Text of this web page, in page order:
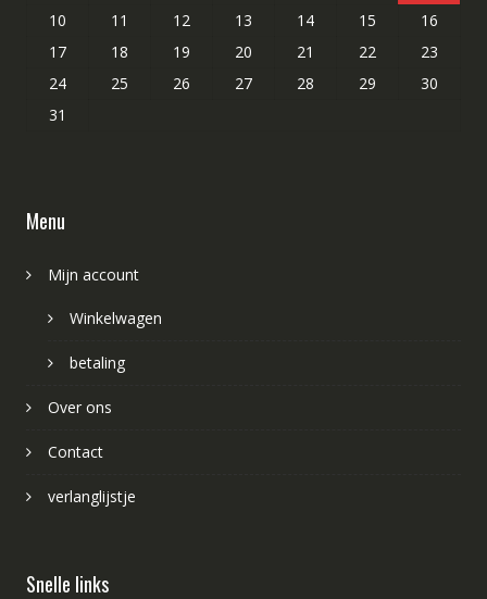
10
11 12 13 14 15
16
17
18 19 20 21 22
23
24
25 26 27 28 29
30
31
Menu
Mijn account
Winkelwagen
betaling
Over ons
Contact
verlanglijstje
Snelle links